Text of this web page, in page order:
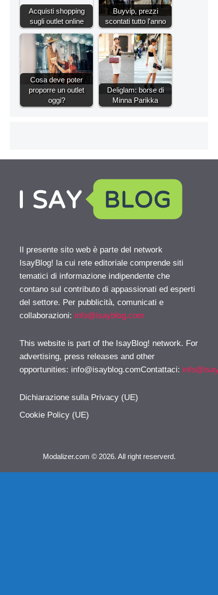
Acquisti shopping
sugli outlet online
Buyvip, prezzi
scontati tutto l'anno
Cosa deve poter
proporre un outlet
oggi?
Deliglam: borse di
Minna Parikka
Il presente sito web è parte del network
IsayBlog! la cui rete editoriale comprende siti
tematici di informazione indipendente che
contano sul contributo di appassionati ed esperti
del settore. Per pubblicità, comunicati e
collaborazioni: info@isayblog.com
This website is part of the IsayBlog! network. For
advertising, press releases and other
opportunities: info@isayblog.comContattaci:
Dichiarazione sulla Privacy (UE)
Cookie Policy (UE)
Modalizer.com © 2026. All right reserverd.